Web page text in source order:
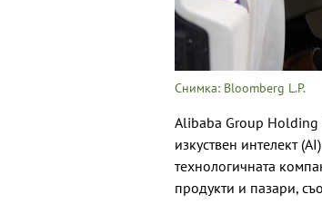
Снимка: Bloomberg L.P.
Alibaba Group Holding
изкуствен интелект
технологичната
продукти и пазари,